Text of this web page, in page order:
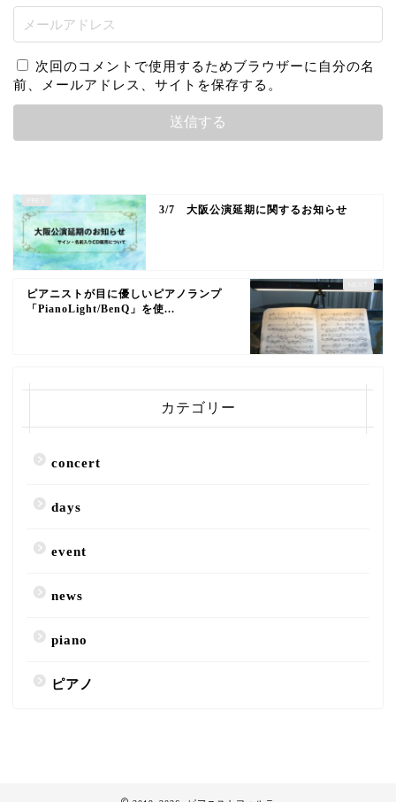
次回のコメントで使用するためブラウザーに自分の名
前、メールアドレス、サイトを保存する。
3/7 大阪公演延期に関するお知らせ
ピアニストが目に優しいピアノランプ
「PianoLight/BenQ」を使...
カテゴリー
concert
days
event
news
piano
ピアノ